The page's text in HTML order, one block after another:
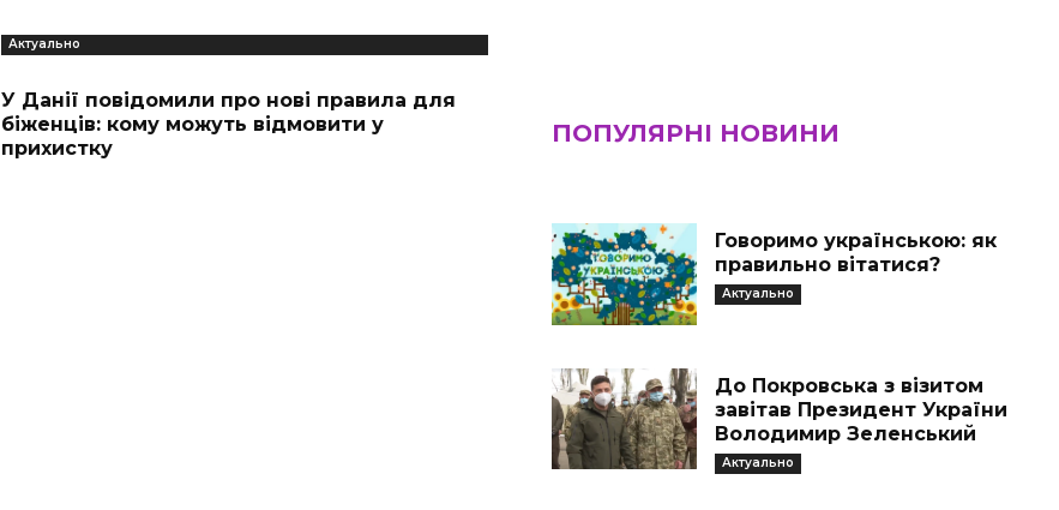
Актуально
У Данії повідомили про нові правила для
біженців: кому можуть відмовити у
прихистку
ПОПУЛЯРНІ НОВИНИ
Говоримо українською: як
правильно вітатися?
Актуально
До Покровська з візитом
завітав Президент України
Володимир Зеленський
Актуально